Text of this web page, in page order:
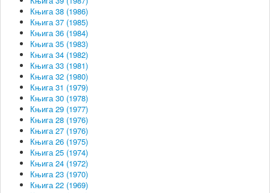
Књига 38 (1986)
Књига 37 (1985)
Књига 36 (1984)
Књига 35 (1983)
Књига 34 (1982)
Књига 33 (1981)
Књига 32 (1980)
Књига 31 (1979)
Књига 30 (1978)
Књига 29 (1977)
Књига 28 (1976)
Књига 27 (1976)
Књига 26 (1975)
Књига 25 (1974)
Књига 24 (1972)
Књига 23 (1970)
Књига 22 (1969)